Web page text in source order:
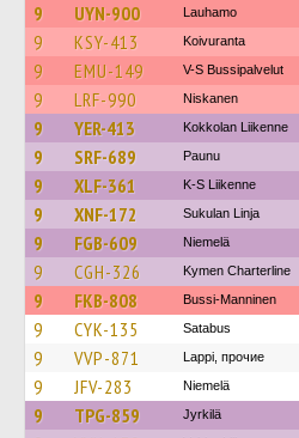
9 UYN-900 Lauhamo
9 KSY-413 Koivuranta
9 EMU-149 V-S Bussipalvelut
9 LRF-990 Niskanen
9 YER-413 Kokkolan Liikenne
9 SRF-689 Paunu
9 XLF-361 K-S Liikenne
9 XNF-172 Sukulan Linja
9 FGB-609 Niemelä
9 CGH-326 Kymen Charterline
9 FKB-808 Bussi-Manninen
9 CYK-135 Satabus
9 VVP-871 Lappi, прочие
9 JFV-283 Niemelä
9 TPG-859 Jyrkilä